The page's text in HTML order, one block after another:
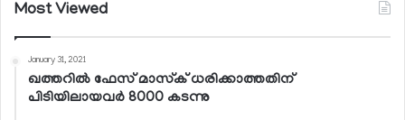
Most Viewed
January 31, 2021
ഖത്തറില്‍ ഫേസ് മാസ്‌ക് ധരിക്കാത്തതിന്
പിടിയിലായവര്‍ 8000 കടന്നു